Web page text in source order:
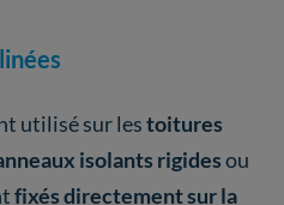
utilisé sur lestoitures
isolants rigidesou
fixés directement sur la